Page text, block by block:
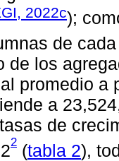
2022c);
de
de los
promedio a
a
de
2 (tabla 2),